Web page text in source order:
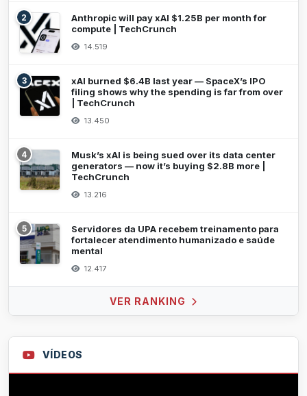
2
Anthropic will pay xAI $1.25B per month for
compute | TechCrunch
14.519
3
xAI burned $6.4B last year — SpaceX’s IPO
filing shows why the spending is far from over
| TechCrunch
13.450
4
Musk’s xAI is being sued over its data center
generators — now it’s buying $2.8B more |
TechCrunch
13.216
5
Servidores da UPA recebem treinamento para
fortalecer atendimento humanizado e saúde
mental
12.417
VER RANKING
VÍDEOS